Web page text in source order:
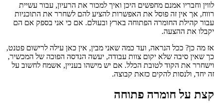
לווין וחבריו אמנם מחפשים היכן ואיך למכור את הרעיון, עבור עשיית
רווח, אך אין זה פוסל את האפשרות להציע להם לשחרר את התוכניות
עבור קהילת החומרה הפתוחה בארץ ובעולם. אם כי אני בספק אם הם
יקבלו את ההצעה.
אז מה כן? ככל הנראה, ועד כמה שאני מבין, אין כאן עילה לרישום פטנט,
כך שאין סיבה שלא יקום צוות עבודה, יעשה הנדסה הפוכה של המכשיר,
וישחרר את הקוד לטובת הכלל. אם יש מישהו בעניין, אשמח לחשוב על
זה יחד, ולנסות להקים כזאת קבוצה.
קצת על חומרה פתוחה